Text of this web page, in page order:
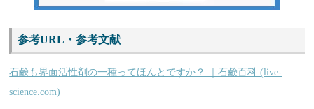
参考URL・参考文献
石鹸も界面活性剤の一種ってほんとですか？ ｜石鹸百科 (live-
science.com)